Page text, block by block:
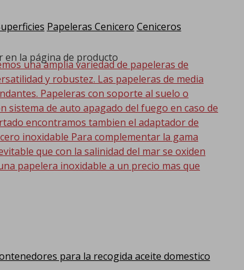
Papeleras Cenicero Ceniceros
una amplia variedad de papeleras de
y robustez. Las papeleras de media
Papeleras con soporte al suelo o
sistema de auto apagado del fuego en caso de
encontramos tambien el adaptador de
inoxidable Para complementar la gama
que con la salinidad del mar se oxiden
papelera inoxidable a un precio mas que
para la recogida aceite domestico
en la página de producto